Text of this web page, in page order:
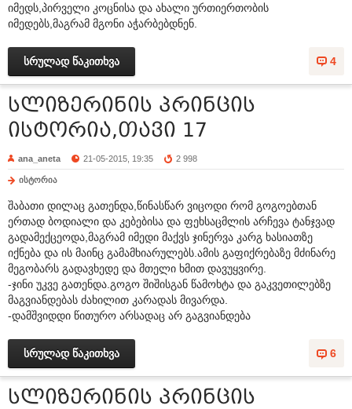
იმედს,პირველი კოცნისა და ახალი ურთიერთობის
იმედებს,მაგრამ მგონი აჭარბებდნენ.
4
სრულად წაკითხვა
სლიზერინის პრინცის
ისტორია,თავი 17
ana_aneta 21-05-2015, 19:35 2 998
ისტორია
შაბათი დილაც გათენდა,წინასწარ ვიცოდი რომ გოგოებთან
ერთად ბოდიალი და კებებისა და ფეხსაცმლის არჩევა ტანჯვად
გადამექცეოდა,მაგრამ იმედი მაქვს ჯინერვა კარგ ხასიათზე
იქნება და ის მაინც გამამხიარულებს.ამის გაფიქრებაზე მძინარე
მეგობარს გადავხედე და მთელი ხმით დავუყვირე.
-ჯინი უკვე გათენდა.გოგო შიშისგან წამოხტა და გაკვეთილებზე
მაგვიანდებას ძახილით კარადას მივარდა.
-დამშვიდდი წითურო არსადაც არ გაგვიანდება
6
სრულად წაკითხვა
სლიზერინის პრინცის